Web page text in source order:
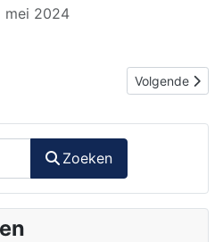
mei 2024
(Calvinisme) – over beperkte
Volgende
Volgende
Zoeken